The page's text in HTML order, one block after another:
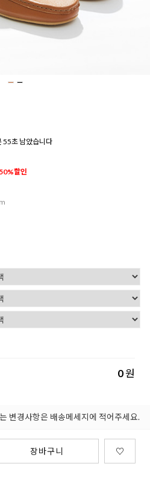
53초 남았습니다
50%할인
0원
변경사항은 배송메세지에 적어주세요.
장바구니 ♡